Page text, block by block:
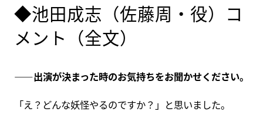
◆池田成志（佐藤周・役）コ
メント（全文）
――出演が決まった時のお気持ちをお聞かせください。
「え？どんな妖怪やるのですか？」と思いました。